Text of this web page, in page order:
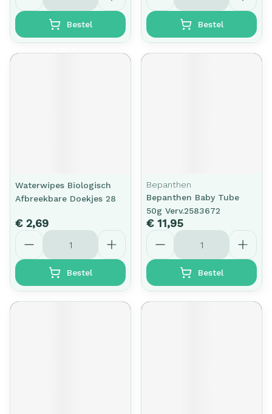
Bestel Bestel
Waterwipes Biologisch
Afbreekbare Doekjes 28
€ 2,69
Aantal
Bestel
Bepanthen
Bepanthen Baby Tube
50g Verv.2583672
€ 11,95
Aantal
Bestel